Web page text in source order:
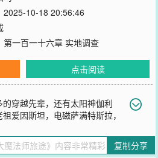
2025-10-18 20:56:46
第一百一十六章 实地调查
点击阅读
穿越先辈，还有太阳神伽利
爱因斯坦，电磁萨满特斯拉，
走大事件）
还不错的话请不要忘记向您QQ群和微博
复制分享